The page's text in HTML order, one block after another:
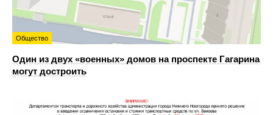
Общество
Один из двух «военных» домов на проспекте Гагарина
могут достроить